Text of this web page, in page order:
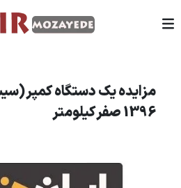
مزایده یک دستگاه کمپر
1396 صفر کیلومتر